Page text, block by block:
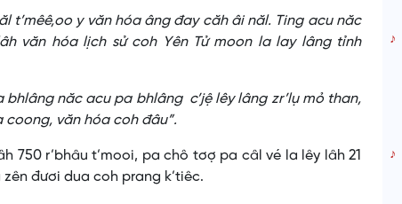
t’mêê,oo y văn hóa âng đay căh âi năl. Ting acu năc
văn hóa lịch sử coh Yên Tử moon la lay lâng tỉnh
bhlâng năc acu pa bhlâng c’jệ lêy lâng zr’lụ mỏ than,
văn hóa coh đâu”.
750 r’bhâu t’mooi, pa chô tơợ pa câl vé la lêy lâh 21
đươi dua coh prang k’tiêc.